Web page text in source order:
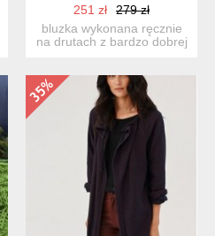
251 zł
279 zł
bluzka wykonana ręcznie
na drutach z bardzo dobrej